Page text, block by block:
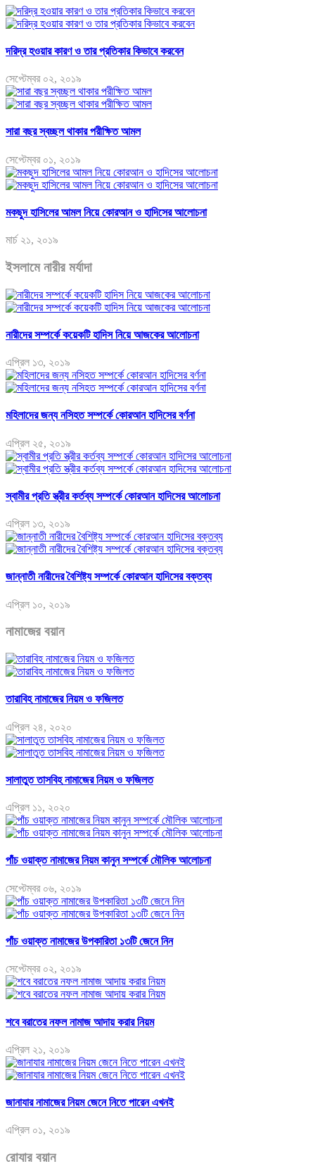
দরিদ্র হওয়ার কারণ ও তার প্রতিকার কিভাবে করবেন
সেপ্টেম্বর ০২, ২০১৯
সারা বছর স্বচ্ছল থাকার পরীক্ষিত আমল
সেপ্টেম্বর ০১, ২০১৯
মকছুদ হাসিলের আমল নিয়ে কোরআন ও হাদিসের আলোচনা
মার্চ ২১, ২০১৯
ইসলামে নারীর মর্যাদা
নারীদের সম্পর্কে কয়েকটি হাদিস নিয়ে আজকের আলোচনা
এপ্রিল ১৩, ২০১৯
মহিলাদের জন্য নসিহত সম্পর্কে কোরআন হাদিসের বর্ণনা
এপ্রিল ২৫, ২০১৯
স্বামীর প্রতি স্ত্রীর কর্তব্য সম্পর্কে কোরআন হাদিসের আলোচনা
এপ্রিল ১৩, ২০১৯
জান্নাতী নারীদের বৈশিষ্ট্য সম্পর্কে কোরআন হাদিসের বক্তব্য
এপ্রিল ১০, ২০১৯
নামাজের বয়ান
তারাবিহ নামাজের নিয়ম ও ফজিলত
এপ্রিল ২৪, ২০২০
সালাতুত তাসবিহ নামাজের নিয়ম ও ফজিলত
এপ্রিল ১১, ২০২০
পাঁচ ওয়াক্ত নামাজের নিয়ম কানুন সম্পর্কে মৌলিক আলোচনা
সেপ্টেম্বর ০৬, ২০১৯
পাঁচ ওয়াক্ত নামাজের উপকারিতা ১৩টি জেনে নিন
সেপ্টেম্বর ০২, ২০১৯
শবে বরাতের নফল নামাজ আদায় করার নিয়ম
এপ্রিল ২১, ২০১৯
জানাযার নামাজের নিয়ম জেনে নিতে পারেন এখনই
এপ্রিল ০১, ২০১৯
রোযার বয়ান